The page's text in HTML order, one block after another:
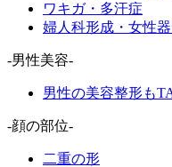
ワキガ・多汗症
婦人科形成・女性
-男性美容-
男性の美容整形も
-顔の部位-
二重の形